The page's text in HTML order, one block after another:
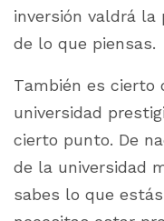
inversión valdrá la
de lo que piensas.
También es cierto
universidad
cierto punto. De
de la universidad
sabes lo que